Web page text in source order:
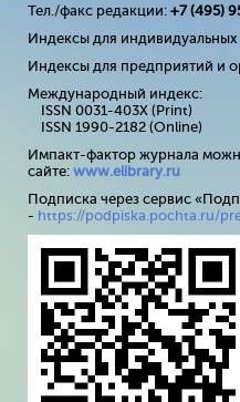
Тел./факс редакции: +7 (495)
Индексы для
Индексы для предприятий и
Международный индекс:
ISSN 0031-403X (Print)
ISSN 1990-2182 (Online)
Импакт-фактор журнала
сайте: www.elibrary.ru
Подписка через сервис
- https://podpiska.pochta.ru/